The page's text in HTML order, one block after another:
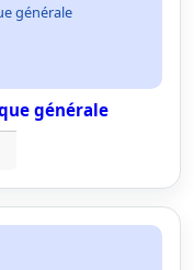
générale
générale